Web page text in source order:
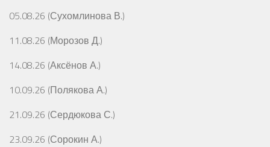
05.08.26 (Сухомлинова В.)
11.08.26 (Морозов Д.)
14.08.26 (Аксёнов А.)
10.09.26 (Полякова А.)
21.09.26 (Сердюкова С.)
23.09.26 (Сорокин А.)